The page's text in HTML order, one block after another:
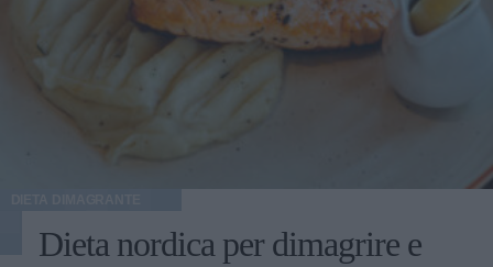
Dieta nordica per dimagrire e